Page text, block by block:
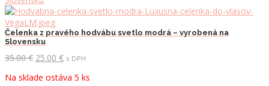
Čelenka z pravého hodvábu svetlo modrá – vyrobená na
Slovensku
35.00€ Pôvodná
bola:
25.00 €Aktuálna
je:
s DPH
Na sklade ostáva 5 ks